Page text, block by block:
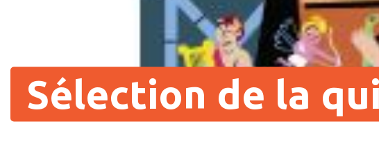
Sélection de la